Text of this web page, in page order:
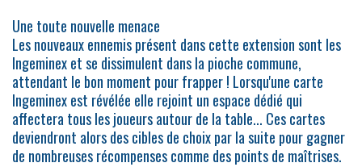
Une toute nouvelle menace
Les nouveaux ennemis présent dans cette extension sont les
Ingeminex et se dissimulent dans la pioche commune,
attendant le bon moment pour frapper ! Lorsqu'une carte
Ingeminex est révélée elle rejoint un espace dédié qui
affectera tous les joueurs autour de la table... Ces cartes
deviendront alors des cibles de choix par la suite pour gagner
de nombreuses récompenses comme des points de maîtrises.